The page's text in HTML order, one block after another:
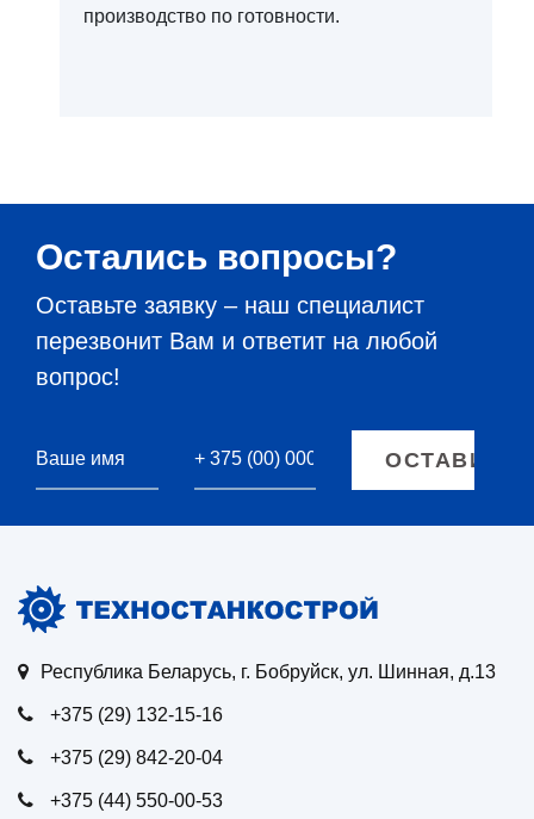
производство по готовности.
Остались вопросы?
Оставьте заявку – наш специалист
перезвонит Вам и ответит на любой
вопрос!
Республика Беларусь, г. Бобруйск, ул. Шинная, д.13
+375 (29) 132-15-16
+375 (29) 842-20-04
+375 (44) 550-00-53